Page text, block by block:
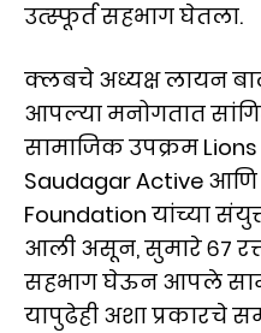
उत्स्फूर्त सहभाग घेतला.
क्लबचे अध्यक्ष लायन
आपल्या मनोगतात
सामाजिक उपक्रम
Saudagar Active आणि
Foundation यांच्या
आली असून, सुमारे ६७
सहभाग घेऊन आपले
यापुढेही अशा प्रकारचे